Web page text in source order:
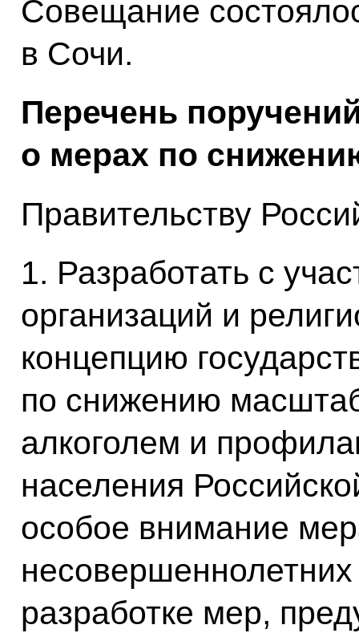
Совещание
в Сочи.
Перечень
о мерах по
Правительству
1. Разработать с
организаций и
концепцию
по снижению
алкоголем и
населения
особое внимание
разработке мер,